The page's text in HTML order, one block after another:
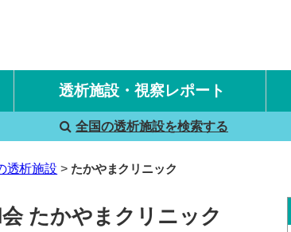
透析施設・視察レポート
国内旅行透析レポート
海外旅行透析レポート
全国の透析施設を検索する
透析施設 たかやまクリニック
会 たかやまクリニック